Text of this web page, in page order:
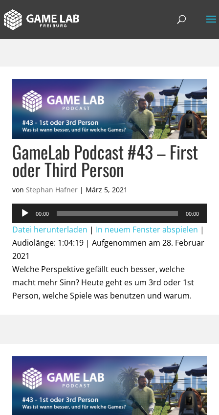
GameLab Podcast #43 – First
oder Third Person
von Stephan Hafner | März 5, 2021
Audio-
Player
00:00 00:00
Datei herunterladen | In neuem Fenster abspielen |
Audiolänge: 1:04:19 | Aufgenommen am 28. Februar
2021
Welche Perspektive gefällt euch besser, welche
macht mehr Sinn? Heute geht es um 3rd oder 1st
Person, welche Spiele was benutzen und warum.